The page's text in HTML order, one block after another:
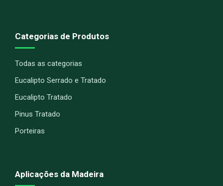
Categorias de Produtos
Todas as categorias
Eucalipto Serrado e Tratado
Eucalipto Tratado
Pinus Tratado
Porteiras
Aplicações da Madeira